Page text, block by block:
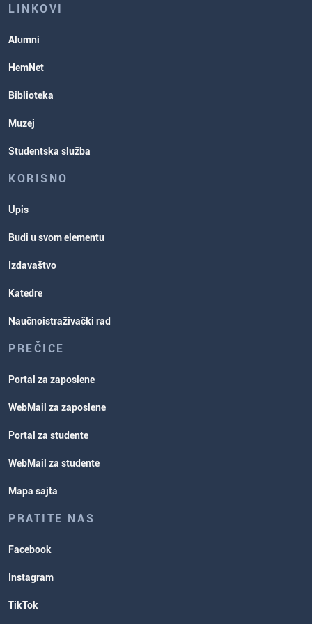
Studentske organizacije
LINKOVI
Alumni
HemNet
Biblioteka
Muzej
Studentska služba
KORISNO
Upis
Budi u svom elementu
Izdavaštvo
Katedre
Naučnoistraživački rad
PREČICE
Portal za zaposlene
WebMail za zaposlene
Portal za studente
WebMail za studente
Mapa sajta
PRATITE NAS
Facebook
Instagram
TikTok